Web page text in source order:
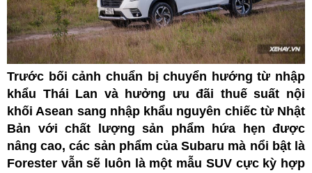
Trước bối cảnh chuẩn bị chuyển hướng từ nhập
khẩu Thái Lan và hưởng ưu đãi thuế suất nội
khối Asean sang nhập khẩu nguyên chiếc từ Nhật
Bản với chất lượng sản phẩm hứa hẹn được
nâng cao, các sản phẩm của Subaru mà nổi bật là
Forester vẫn sẽ luôn là một mẫu SUV cực kỳ hợp